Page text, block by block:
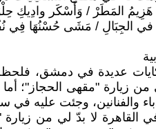
المَطَرْ / وَأَسْكَر وادِيكِ
في الجِبَالِ / مَشَى حُسْنُهَا فِي
عديدة في دمشق،
والفنانين، وجئت